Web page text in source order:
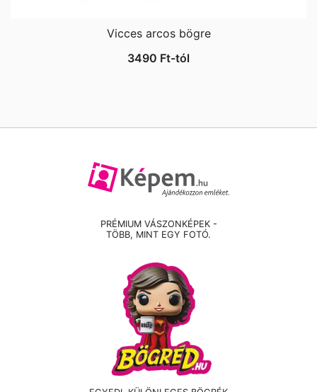
Vicces arcos bögre
3490 Ft-tól
PRÉMIUM VÁSZONKÉPEK -
TÖBB, MINT EGY FOTÓ.